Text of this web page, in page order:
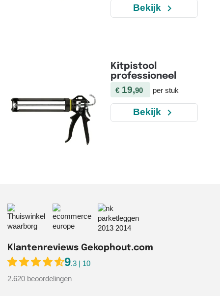
Bekijk navigate_next
Kitpistool
professioneel
€ 19,90 per stuk
Bekijk navigate_next
Klantenreviews Gekophout.com
9.3 | 10
2.620 beoordelingen